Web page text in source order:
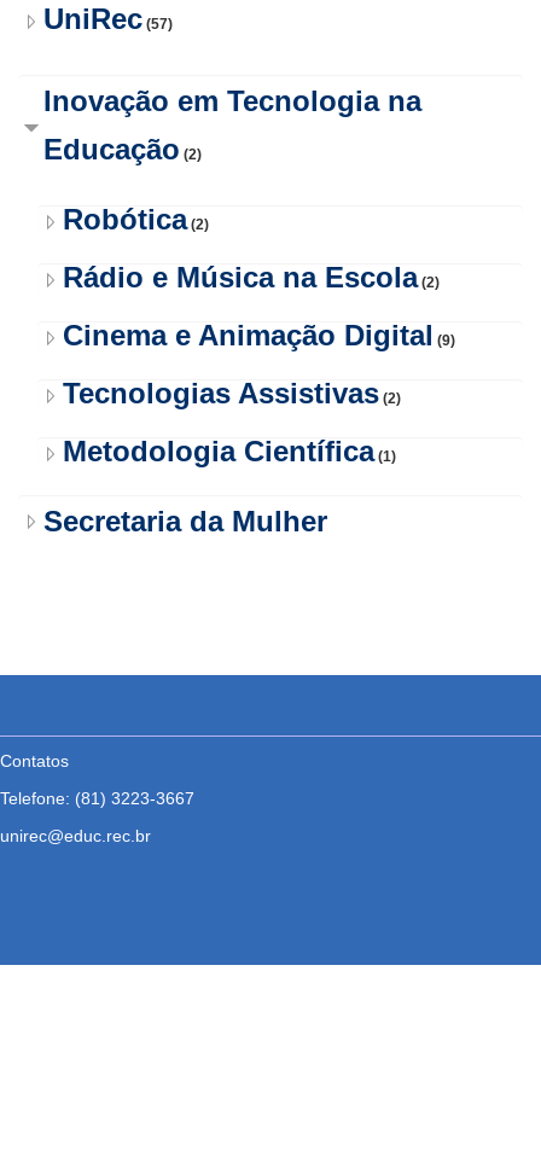
UniRec (57)
Inovação em Tecnologia na
Educação (2)
Robótica(2)
Rádio e Música na Escola(2)
Cinema e Animação Digital (9)
Tecnologias Assistivas (2)
Metodologia Científica(1)
Secretaria da Mulher
Contatos
Telefone: (81) 3223-3667
unirec@educ.rec.br